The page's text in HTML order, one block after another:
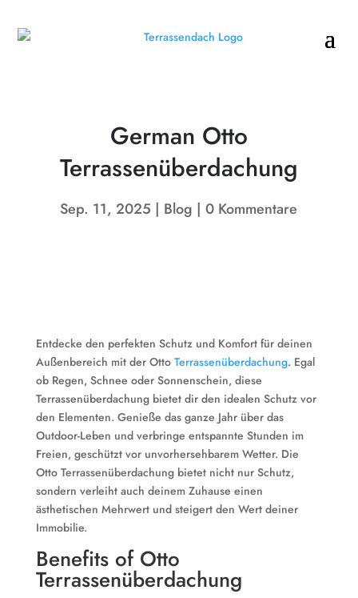
German Otto
Terrassenüberdachung
Sep. 11, 2025 Blog 0 Kommentare
Entdecke den perfekten Schutz und Komfort für deinen
Außenbereich mit der Otto Terrassenüberdachung. Egal
ob Regen, Schnee oder Sonnenschein, diese
Terrassenüberdachung bietet dir den idealen Schutz vor
den Elementen. Genieße das ganze Jahr über das
Outdoor-Leben und verbringe entspannte Stunden im
Freien, geschützt vor unvorhersehbarem Wetter. Die
Otto Terrassenüberdachung bietet nicht nur Schutz,
sondern verleiht auch deinem Zuhause einen
ästhetischen Mehrwert und steigert den Wert deiner
Immobilie.
Benefits of Otto
Terrassenüberdachung